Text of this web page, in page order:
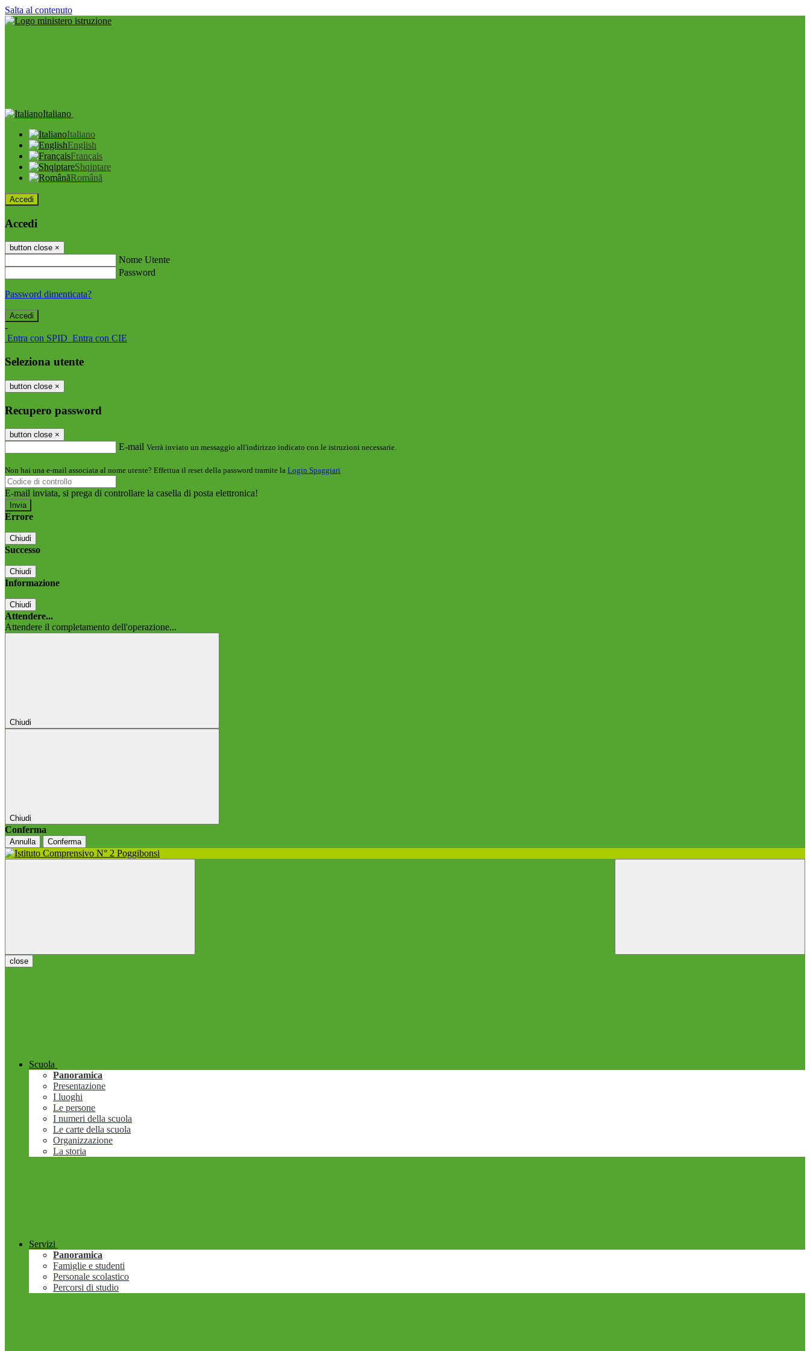
Salta al contenuto
Italiano
Italiano
English
Français
Shqiptare
Română
Accedi
Accedi
button close ×
Nome Utente
Password
Password dimenticata?
-
Entra con SPID Entra con CIE
Seleziona utente
button close ×
Recupero password
button close ×
E-mail Verrà inviato un messaggio all'indirizzo indicato con le istruzioni necessarie.
Non hai una e-mail associata al nome utente? Effettua il reset della password tramite la Login Spaggiari
E-mail inviata, si prega di controllare la casella di posta elettronica!
Errore
Chiudi
Successo
Chiudi
Informazione
Chiudi
Attendere...
Attendere il completamento dell'operazione...
Chiudi
Chiudi
Conferma
Annulla Conferma
close
Scuola
Panoramica
Presentazione
I luoghi
Le persone
I numeri della scuola
Le carte della scuola
Organizzazione
La storia
Servizi
Panoramica
Famiglie e studenti
Personale scolastico
Percorsi di studio